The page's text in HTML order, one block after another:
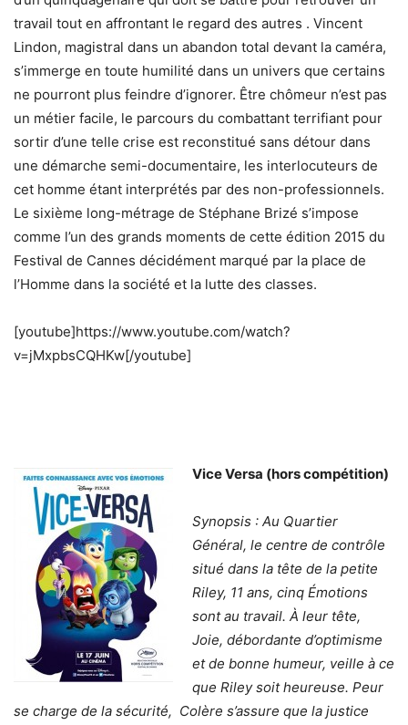
travail tout en affrontant le regard des autres . Vincent
Lindon, magistral dans un abandon total devant la caméra,
s’immerge en toute humilité dans un univers que certains
ne pourront plus feindre d’ignorer. Être chômeur n’est pas
un métier facile, le parcours du combattant terrifiant pour
sortir d’une telle crise est reconstitué sans détour dans
une démarche semi-documentaire, les interlocuteurs de
cet homme étant interprétés par des non-professionnels.
Le sixième long-métrage de Stéphane Brizé s’impose
comme l’un des grands moments de cette édition 2015 du
Festival de Cannes décidément marqué par la place de
l’Homme dans la société et la lutte des classes.
[youtube]https://www.youtube.com/watch?
v=jMxpbsCQHKw[/youtube]
Vice Versa (hors compétition)
Synopsis : Au Quartier
Général, le centre de contrôle
situé dans la tête de la petite
Riley, 11 ans, cinq Émotions
sont au travail. À leur tête,
Joie, débordante d’optimisme
et de bonne humeur, veille à ce
que Riley soit heureuse. Peur
se charge de la sécurité, Colère s’assure que la justice